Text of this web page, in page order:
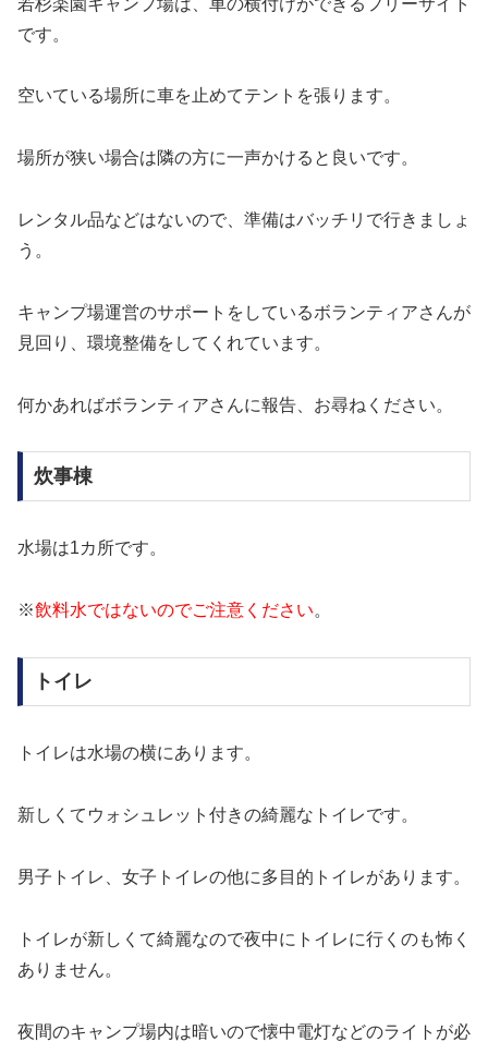
です。
空いている場所に車を止めてテントを張ります。
場所が狭い場合は隣の方に一声かけると良いです。
レンタル品などはないので、準備はバッチリで行きましょ
う。
キャンプ場運営のサポートをしているボランティアさんが
見回り、環境整備をしてくれています。
何かあればボランティアさんに報告、お尋ねください。
炊事棟
水場は1カ所です。
※飲料水ではないのでご注意ください。
トイレ
トイレは水場の横にあります。
新しくてウォシュレット付きの綺麗なトイレです。
男子トイレ、女子トイレの他に多目的トイレがあります。
トイレが新しくて綺麗なので夜中にトイレに行くのも怖く
ありません。
夜間のキャンプ場内は暗いので懐中電灯などのライトが必